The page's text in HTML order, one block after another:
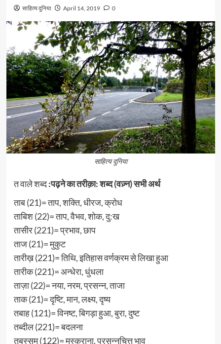
साहित्य दुनिया April 14, 2019 0
साहित्य दुनिया
त वाले शब्द:पढ़ने का तरीक़ा: शब्द (वज़्न) सभी अर्थ
ताब (21)= ताप, शक्ति, धीरज, क्रोध
ताबिश (22)= ताप, वैभव, शोक, दु:ख
तासीर (221)= प्रभाव, छाप
ताज (21)= मुकुट
तारीख़ (221)= तिथि, इतिहास वर्णक्रम से लिखा हुआ
तारीक (221)= अन्धेरा, धुंधला
ताज़ा (22)= नया, नरम, प्रसन्न, ताजा
ताक (21)= दृष्टि, मान, लक्ष्य, दृष्य
तबाह (121)= विनष्ट, बिगड़ा हुआ, बुरा, दुष्ट
तब्दील (221)= बदलना
तबस्सुम (122)= मुस्कुराना, प्रसन्नचित्त भाव